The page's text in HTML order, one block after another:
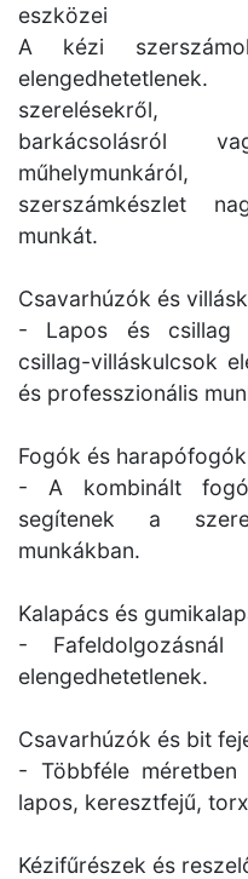
eszközei
A kézi
szerelésekről,
barkácsolásról
szerszámkészlet
munkát.
Csavarhúzók és
- Lapos és csillag
csillag-villáskulcsok
és professzionális
Fogók és harapófogók
- A kombinált
segítenek a
munkákban.
Kalapács és
- Fafeldolgozásnál
elengedhetetlenek.
Csavarhúzók és bit
- Többféle
lapos, keresztfejű,
Kézifűrészek és